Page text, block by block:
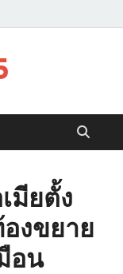
มียตั้ง
งขยาย
อน